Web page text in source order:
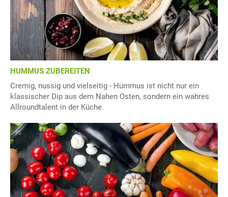
HUMMUS ZUBEREITEN
Cremig, nussig und vielseitig - Hummus ist nicht nur ein
klassischer Dip aus dem Nahen Osten, sondern ein wahres
Allroundtalent in der Küche.